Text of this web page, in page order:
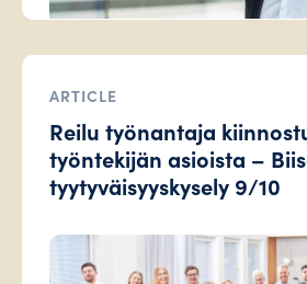
ARTICLE
Reilu työnantaja
työntekijän asioista –
tyytyväisyyskysely 9/10